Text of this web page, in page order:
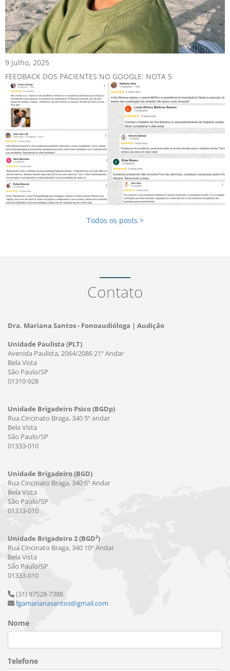
9 julho, 2025
FEEDBACK DOS PACIENTES NO GOOGLE: NOTA 5
Todos os posts >
Contato
Dra. Mariana Santos - Fonoaudióloga | Audição
Unidade Paulista (PLT)
Avenida Paulista, 2064/2086 21º Andar
Bela Vista
São Paulo/SP
01310-928
Unidade Brigadeiro Psico (BGDp)
Rua Cincinato Braga, 340 5º andar
Bela Vista
São Paulo/SP
01333-010
Unidade Brigadeiro (BGD)
Rua Cincinato Braga, 340 6º Andar
Bela Vista
São Paulo/SP
01333-010
Unidade Brigadeiro 2 (BGD²)
Rua Cincinato Braga, 340 10º Andar
Bela Vista
São Paulo/SP
01333-010
(31) 97528-7388
fgamarianasantos@gmail.com
Nome
Telefone